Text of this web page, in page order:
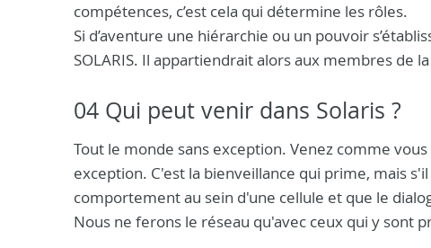
compétences, c’est cela qui détermine les rôles.
Si d’aventure une hiérarchie ou un pouvoir
SOLARIS. Il appartiendrait alors aux membres de
04 Qui peut venir dans Solaris ?
Tout le monde sans exception. Venez comme
exception. C'est la bienveillance qui prime, mais
comportement au sein d'une cellule et que le
Nous ne ferons le réseau qu'avec ceux qui y sont